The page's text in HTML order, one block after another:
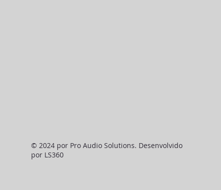
© 2024 por Pro Audio Solutions. Desenvolvido
por LS360